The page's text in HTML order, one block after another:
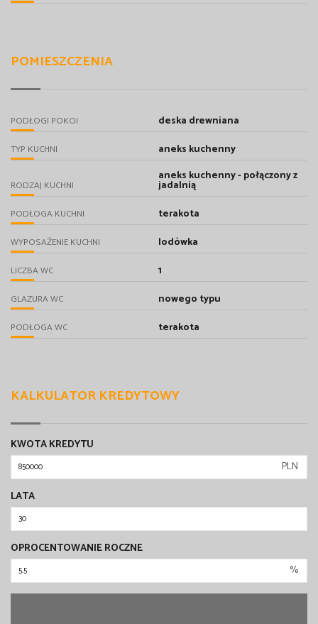
POMIESZCZENIA
PODŁOGI POKOI deska drewniana
TYP KUCHNI aneks kuchenny
RODZAJ KUCHNI
aneks kuchenny - połączony z
jadalnią
PODŁOGA KUCHNI terakota
WYPOSAŻENIE KUCHNI lodówka
LICZBA WC 1
GLAZURA WC nowego typu
PODŁOGA WC terakota
KALKULATOR KREDYTOWY
KWOTA KREDYTU
PLN
LATA
OPROCENTOWANIE ROCZNE
%